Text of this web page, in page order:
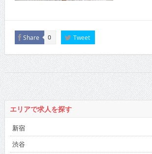
Share 0 Tweet
エリアで求人を探す
新宿
渋谷